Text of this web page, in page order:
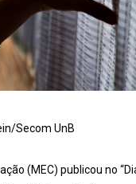
Secom UnB
(MEC) publicou no